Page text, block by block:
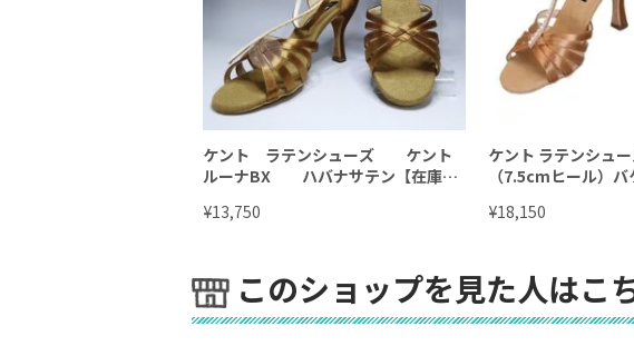
ケント ラテンシューズ ケント
ルーナBX ハバナサテン【在庫処
¥13,750
ケント ラテンシュ
（7.5cmヒール）
¥18,150
このショップを見た人はこ